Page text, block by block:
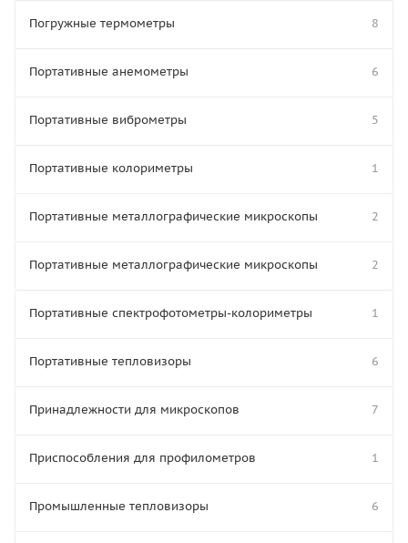
Погружные термометры 8
Портативные анемометры 6
Портативные виброметры 5
Портативные колориметры 1
Портативные металлографические микроскопы 2
Портативные металлографические микроскопы 2
Портативные спектрофотометры-колориметры 1
Портативные тепловизоры 6
Принадлежности для микроскопов 7
Приспособления для профилометров 1
Промышленные тепловизоры 6